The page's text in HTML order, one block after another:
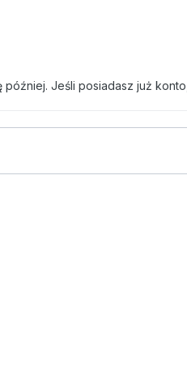
Jeśli posiadasz już konto,